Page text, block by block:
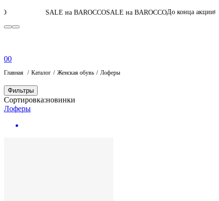
SALE на BAROCCO SALE на BAROCCO До конца акции04:09:57:50
00
Главная Каталог Женская обувь Лоферы
Фильтры
Сортировка:новинки
Лоферы